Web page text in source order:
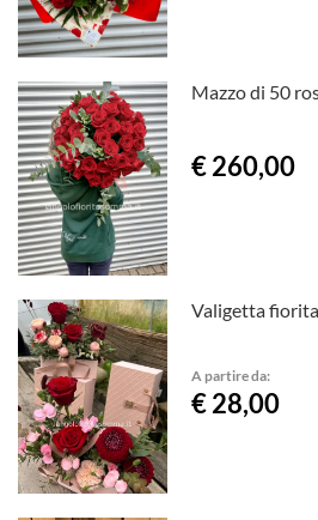
Mazzo di 50
€ 260,00
Valigetta fiorita
A partire da:
€ 28,00